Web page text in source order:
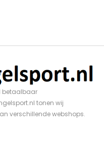
betaalbaar
tonen wij
verschillende webshops.